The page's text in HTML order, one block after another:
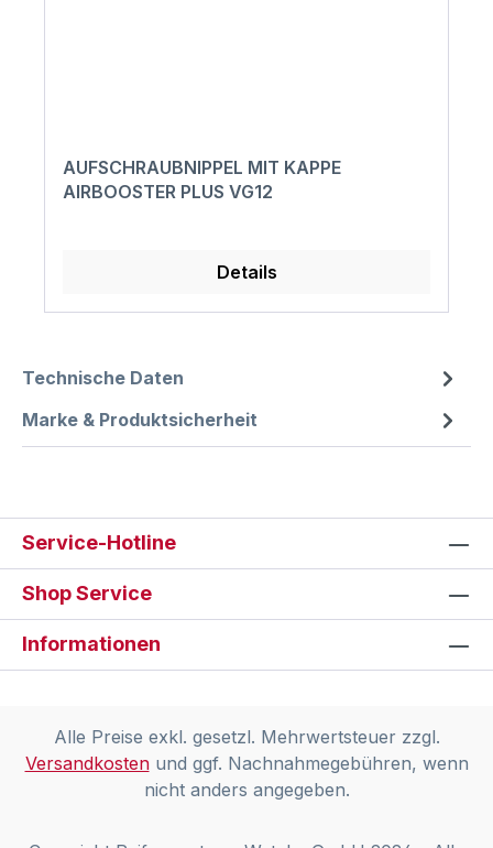
AUFSCHRAUBNIPPEL MIT KAPPE
AIRBOOSTER PLUS VG12
Details
Technische Daten
Marke & Produktsicherheit
Service-Hotline
Shop Service
Informationen
Alle Preise exkl. gesetzl. Mehrwertsteuer zzgl.
Versandkostenund ggf. Nachnahmegebühren, wenn
nicht anders angegeben.